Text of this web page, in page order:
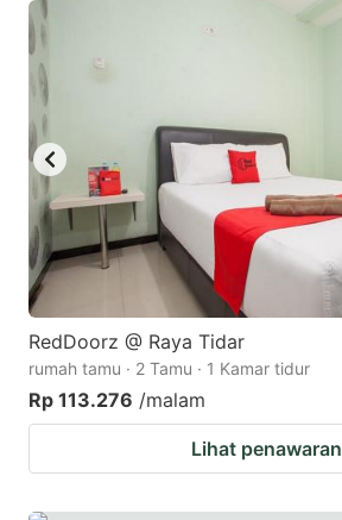
RedDoorz @ Raya Tidar
rumah tamu · 2 Tamu · 1 Kamar tidur
Rp 113.276 /malam
Lihat penawaran